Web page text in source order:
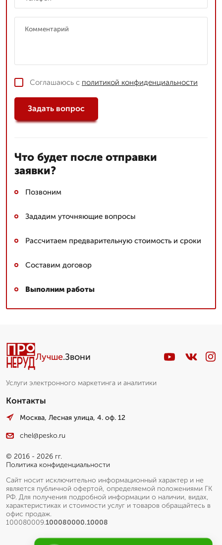
Соглашаюсь с политикой конфиденциальности
Задать вопрос
Что будет после отправки
заявки?
Позвоним
Зададим уточняющие вопросы
Рассчитаем предварительную стоимость и сроки
Составим договор
Выполним работы
Лучше.Звони
Услуги электронного маркетинга и аналитики
Контакты
Москва, Лесная улица, 4. оф. 12
chel@pesko.ru
© 2016 - 2026 гг.
Политика конфиденциальности
Сайт носит исключительно информационный характер и не
является публичной офертой, определяемой положениями ГК
РФ. Для получения подробной информации о наличии, видах,
характеристиках и стоимости услуг и товаров обращайтесь в
офис продаж.
100080009.100080000.10008